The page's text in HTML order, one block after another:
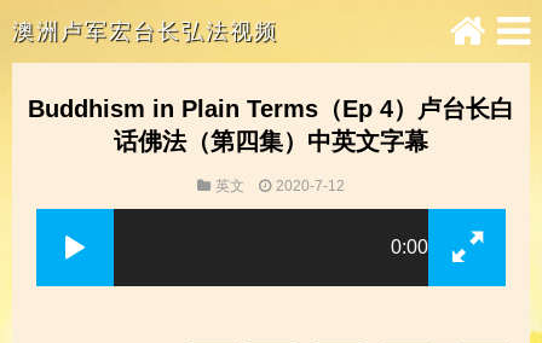
澳洲卢军宏台长弘法视频
Buddhism in Plain Terms（Ep 4）卢台长白
话佛法（第四集）中英文字幕
英文 2020-7-12
0:00